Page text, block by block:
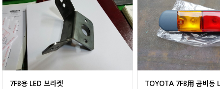
7FB용 LED 브라켓
TOYOTA 7FB用 콤비등